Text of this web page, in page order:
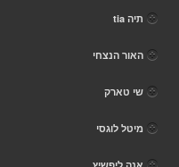
תיה tia
האור הנצחי
שי טארק
מיטל לוגסי